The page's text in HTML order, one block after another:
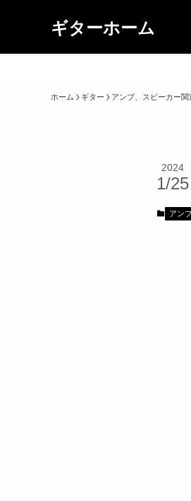
ギターホーム
ホーム ギター アンプ、スピーカー関
2024
1/25
アン